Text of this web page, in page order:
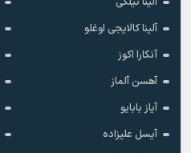
آلینا کالایجی اوغلو
آنکارا اکوز
آهسن آلماز
آیاز بابایو
آیسل علیزاده